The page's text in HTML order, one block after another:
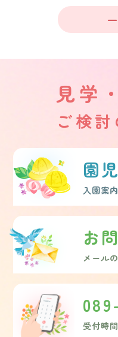
見学
ご検
園
入園案
お
メール
受付時